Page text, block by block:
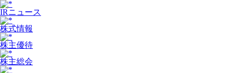
IRニュース
株式情報
株主優待
株主総会